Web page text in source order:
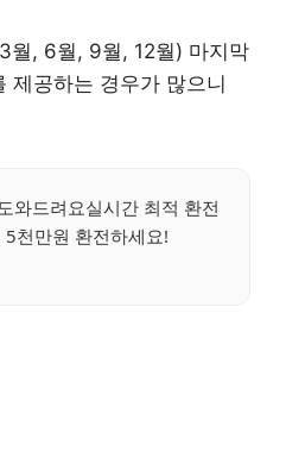
월, 6월, 9월, 12월) 마지막
제공하는 경우가 많으니
와드려요실시간 최적 환전
천만원 환전하세요!